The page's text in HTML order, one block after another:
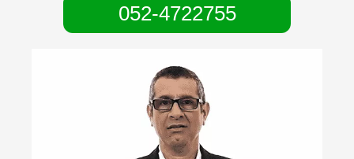
052-4722755